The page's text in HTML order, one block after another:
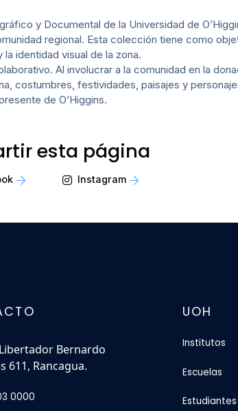
y Documental de la Universidad de
regional. Esta colección tiene como
identidad visual de la zona.
Al involucrar a la comunidad en la
costumbres, festividades, paisajes y
de O’Higgins.
esta página
Instagram
Bernardo
611, Rancagua.
0000
UOH
Institutos
Escuelas
Estudiantes